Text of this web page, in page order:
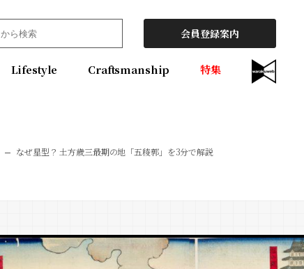
会員登録案内
Lifestyle Craftsmanship 特集
なぜ星型？ 土方歳三最期の地「五稜郭」を3分で解説